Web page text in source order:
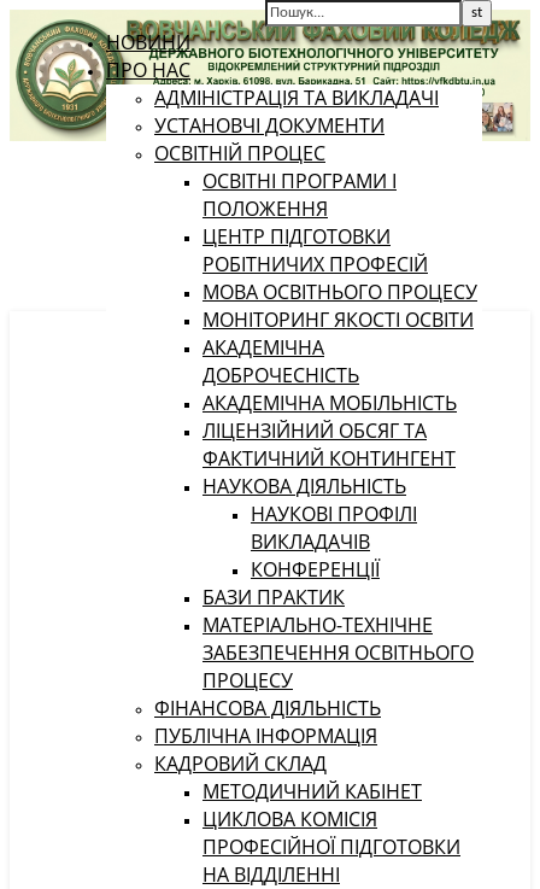
НОВИНИ
ПРО НАС
АДМІНІСТРАЦІЯ ТА ВИКЛАДАЧІ
УСТАНОВЧІ ДОКУМЕНТИ
ОСВІТНІЙ ПРОЦЕС
ОСВІТНІ ПРОГРАМИ І
ПОЛОЖЕННЯ
ЦЕНТР ПІДГОТОВКИ
РОБІТНИЧИХ ПРОФЕСІЙ
МОВА ОСВІТНЬОГО ПРОЦЕСУ
МОНІТОРИНГ ЯКОСТІ ОСВІТИ
АКАДЕМІЧНА
ДОБРОЧЕСНІСТЬ
АКАДЕМІЧНА МОБІЛЬНІСТЬ
ЛІЦЕНЗІЙНИЙ ОБСЯГ ТА
ФАКТИЧНИЙ КОНТИНГЕНТ
НАУКОВА ДІЯЛЬНІСТЬ
НАУКОВІ ПРОФІЛІ
ВИКЛАДАЧІВ
КОНФЕРЕНЦІЇ
БАЗИ ПРАКТИК
МАТЕРІАЛЬНО-ТЕХНІЧНЕ
ЗАБЕЗПЕЧЕННЯ ОСВІТНЬОГО
ПРОЦЕСУ
ФІНАНСОВА ДІЯЛЬНІСТЬ
ПУБЛІЧНА ІНФОРМАЦІЯ
КАДРОВИЙ СКЛАД
МЕТОДИЧНИЙ КАБІНЕТ
ЦИКЛОВА КОМІСІЯ
ПРОФЕСІЙНОЇ ПІДГОТОВКИ
НА ВІДДІЛЕННІ